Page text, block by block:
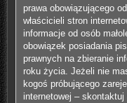
prawa obowiązującego
właścicieli stron
informacje od osób
obowiązek posiadania
prawnych na zbieranie
roku życia. Jeżeli nie
kogoś próbującego
internetowej –